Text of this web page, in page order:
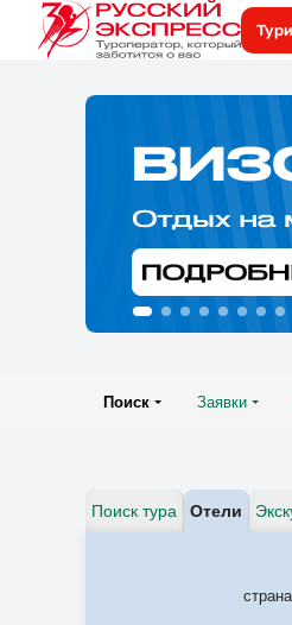
Поиск Заявки
Поиск тура Отели
страна